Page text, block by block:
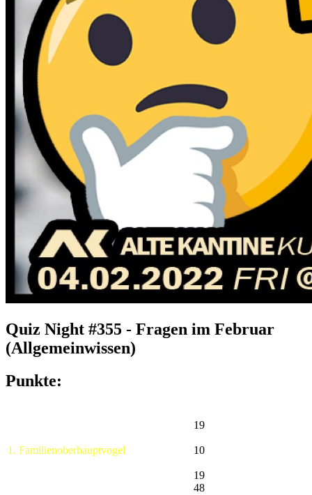
Quiz Night #355 - Fragen im Februar
(Allgemeinwissen)
Punkte:
1. Familienoberhauptvogel
19
10
19
48